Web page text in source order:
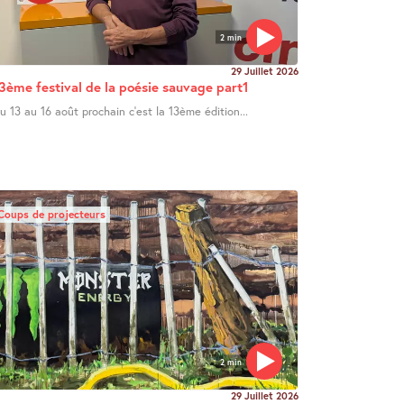
2 min
29 Juillet 2026
festival de la poésie sauvage part1
13 au 16 août prochain c’est la 13ème édition...
2 min
de projecteurs
29 Juillet 2026